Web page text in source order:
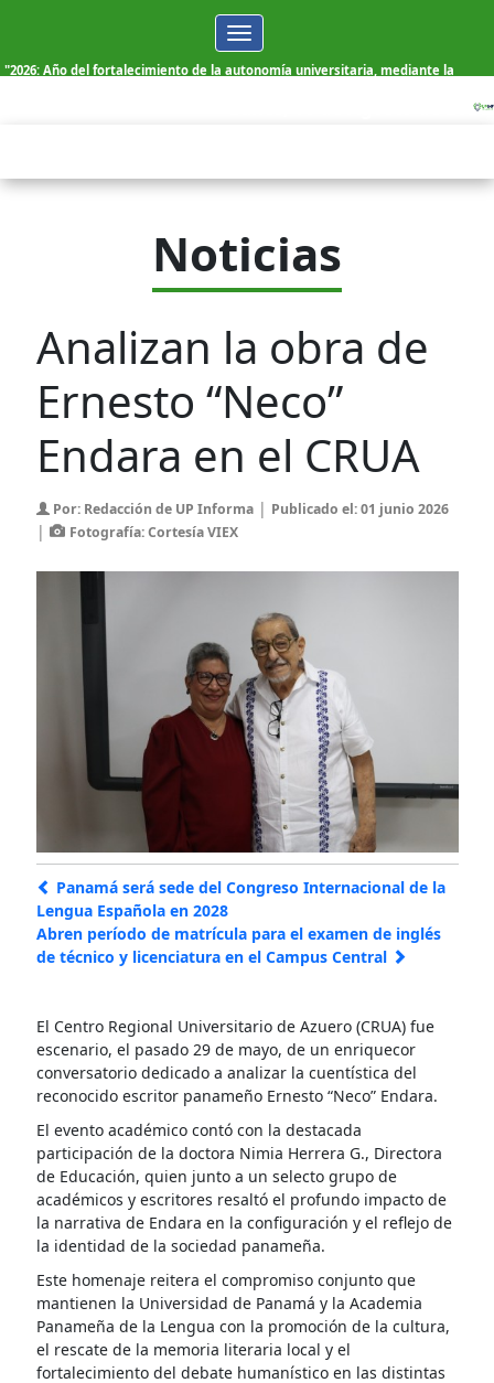
Toggle
navigation
"2026: Año del fortalecimiento de la autonomía universitaria, mediante la
Lunes, 10 de Agosto de 2026
Noticias
Analizan la obra de
Ernesto “Neco”
Endara en el CRUA
Por: Redacción de UP Informa| Publicado el: 01 junio 2026
| Fotografía: Cortesía VIEX
Panamá será sede del Congreso Internacional de la
Lengua Española en 2028
Abren período de matrícula para el examen de inglés
de técnico y licenciatura en el Campus Central
El Centro Regional Universitario de Azuero (CRUA) fue
escenario, el pasado 29 de mayo, de un enriquecor
conversatorio dedicado a analizar la cuentística del
reconocido escritor panameño Ernesto “Neco” Endara.
El evento académico contó con la destacada
participación de la doctora Nimia Herrera G., Directora
de Educación, quien junto a un selecto grupo de
académicos y escritores resaltó el profundo impacto de
la narrativa de Endara en la configuración y el reflejo de
la identidad de la sociedad panameña.
Este homenaje reitera el compromiso conjunto que
mantienen la Universidad de Panamá y la Academia
Panameña de la Lengua con la promoción de la cultura,
el rescate de la memoria literaria local y el
fortalecimiento del debate humanístico en las distintas